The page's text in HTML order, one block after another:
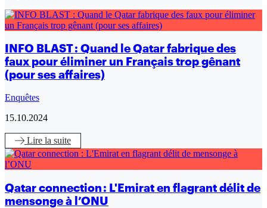
INFO BLAST : Quand le Qatar fabrique des
faux pour éliminer un Français trop gênant
(pour ses affaires)
Enquêtes
15.10.2024
Lire la suite
Qatar connection : L'Emirat en flagrant délit de
mensonge à l’ONU